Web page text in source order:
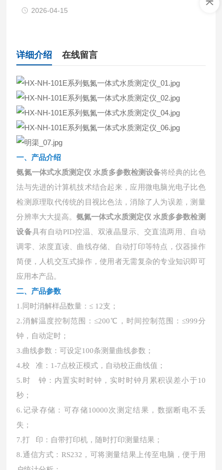
2026-04-15
详细介绍 在线留言
一、 产品介绍
氨氮一体式水质测定仪 水质多参数检测设备将经典的比色
法与先进的计算机技术结合起来，应用微电脑光电子比色
检测原理取代传统的目视比色法，消除了人为误差，测量
分辨率大大提高。氨氮一体式水质测定仪 水质多参数检测
设备具有自动PID控温、双液晶显示、交直流两用、自动
调零、浓度直读、曲线存储、自动打印等特点，仪器操作
简便，人机交互式操作，使用者无需复杂的专业知识即可
应用本产品。
二、产品参数
1.同时消解样品数量：≤ 12支；
2.消解温度控制范围：≤200℃，时间控制范围：≤999分
钟，自动定时；
3.曲线参数：可设定100条测量曲线参数；
4.校 准：1-7点校正模式，自动校正曲线值；
5.时 钟：内置实时时钟，实时时钟月累积误差小于10
秒；
6.记录存储：可存储10000次测定结果，数据断电不丢
失；
7.打 印：自带打印机，随时打印测量结果；
8.通信方式：RS232，可将测量结果上传至电脑，便于用